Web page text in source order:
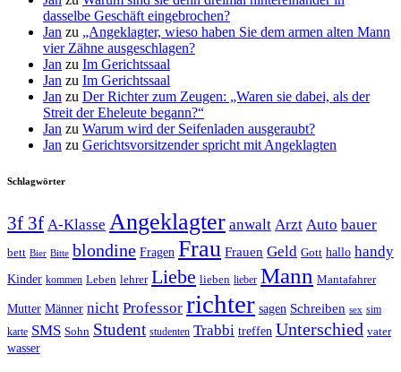
dasselbe Geschäft eingebrochen?
Jan zu „Angeklagter, wieso haben Sie dem armen alten Mann
vier Zähne ausgeschlagen?
Jan zu Im Gerichtssaal
Jan zu Im Gerichtssaal
Jan zu Der Richter zum Zeugen: „Waren sie dabei, als der
Streit der Eheleute begann?“
Jan zu Warum wird der Seifenladen ausgeraubt?
Jan zu Gerichtsvorsitzender spricht mit Angeklagten
Schlagwörter
3f 3f A-Klasse Angeklagter anwalt Arzt Auto bauer
bett Bier Bitte blondine Fragen Frau Frauen Geld Gott hallo handy
Kinder kommen Leben lehrer Liebe lieben lieber Mann Mantafahrer
Mutter Männer nicht Professor richter sagen Schreiben sex sim
karte SMS Sohn Student studenten Trabbi treffen Unterschied vater
wasser